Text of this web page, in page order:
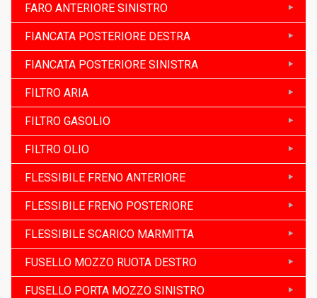
FARO ANTERIORE SINISTRO
FIANCATA POSTERIORE DESTRA
FIANCATA POSTERIORE SINISTRA
FILTRO ARIA
FILTRO GASOLIO
FILTRO OLIO
FLESSIBILE FRENO ANTERIORE
FLESSIBILE FRENO POSTERIORE
FLESSIBILE SCARICO MARMITTA
FUSELLO MOZZO RUOTA DESTRO
FUSELLO PORTA MOZZO SINISTRO